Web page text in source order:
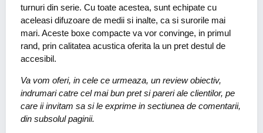
turnuri din serie. Cu toate acestea, sunt echipate cu
aceleasi difuzoare de medii si inalte, ca si surorile mai
mari. Aceste boxe compacte va vor convinge, in primul
rand, prin calitatea acustica oferita la un pret destul de
accesibil.
Va vom oferi, in cele ce urmeaza, un review obiectiv,
indrumari catre cel mai bun pret si pareri ale clientilor, pe
care ii invitam sa si le exprime in sectiunea de comentarii,
din subsolul paginii.